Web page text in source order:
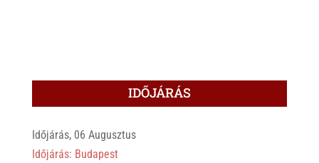
IDŐJÁRÁS
Időjárás, 06 Augusztus
Időjárás: Budapest